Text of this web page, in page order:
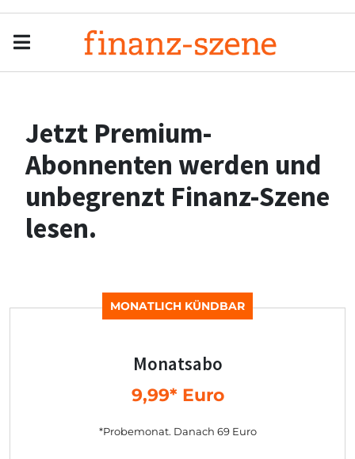
Jetzt Premium-
Abonnenten werden und
unbegrenzt Finanz-Szene
lesen.
MONATLICH KÜNDBAR
Monatsabo
9,99* Euro
*Probemonat. Danach 69 Euro